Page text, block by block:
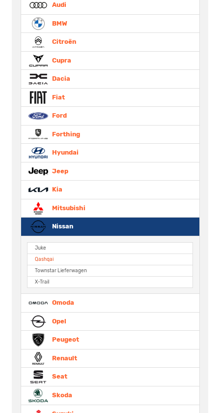
Audi
BMW
Citroën
Cupra
Dacia
Fiat
Ford
Forthing
Hyundai
Jeep
Kia
Mitsubishi
Nissan
Juke
Qashqai
Townstar Lieferwagen
X-Trail
Omoda
Opel
Peugeot
Renault
Seat
Skoda